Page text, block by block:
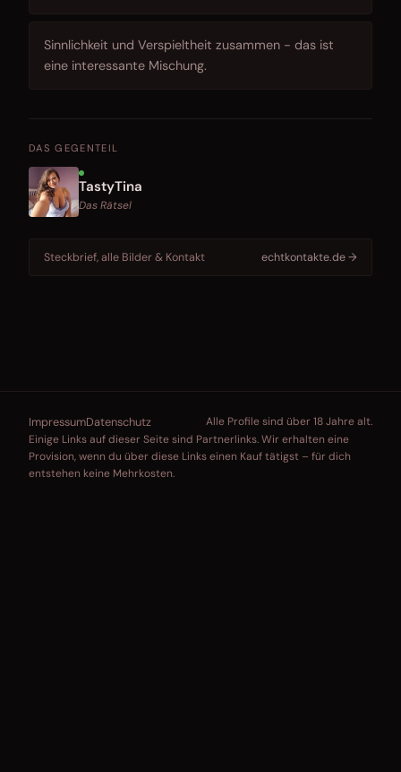
Sinnlichkeit und Verspieltheit zusammen - das ist
eine interessante Mischung.
DAS GEGENTEIL
TastyTina
Das Rätsel
Steckbrief, alle Bilder & Kontakt echtkontakte.de →
ImpressumDatenschutz
Alle Profile sind über 18 Jahre alt.
Einige Links auf dieser Seite sind Partnerlinks. Wir erhalten eine
Provision, wenn du über diese Links einen Kauf tätigst – für dich
entstehen keine Mehrkosten.